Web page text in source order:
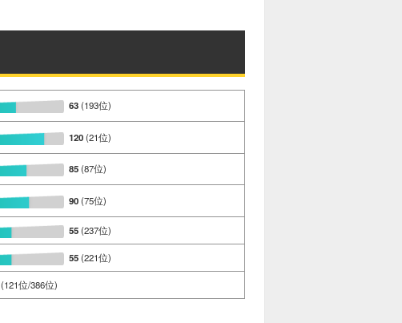
63(193位)
120(21位)
85(87位)
90(75位)
55(237位)
55(221位)
(121位/386位)